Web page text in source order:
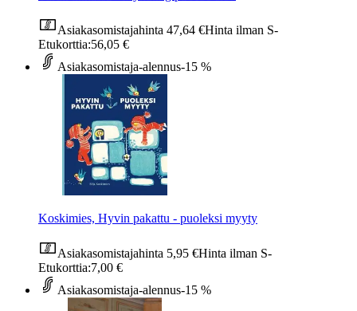
Asiakasomistajahinta 47,64 €Hinta ilman S-
Etukorttia:56,05 €
Asiakasomistaja-alennus-15 %
Koskimies, Hyvin pakattu - puoleksi myyty
Asiakasomistajahinta 5,95 €Hinta ilman S-
Etukorttia:7,00 €
Asiakasomistaja-alennus-15 %